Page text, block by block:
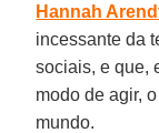
Hannah
incessante da
sociais, e que,
modo de agir,
mundo.